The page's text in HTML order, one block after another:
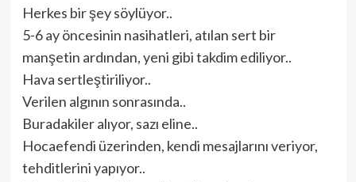
Herkes bir şey söylüyor..
5-6 ay öncesinin nasihatleri, atılan sert bir
manşetin ardından, yeni gibi takdim ediliyor..
Hava sertleştiriliyor..
Verilen algının sonrasında..
Buradakiler alıyor, sazı eline..
Hocaefendi üzerinden, kendi mesajlarını veriyor,
tehditlerini yapıyor..